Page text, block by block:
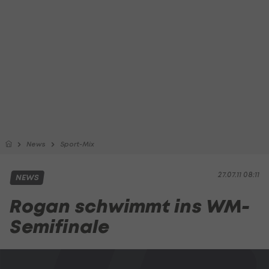
News Sport-Mix
27.07.11 08:11
NEWS
Rogan schwimmt ins WM-
Semifinale